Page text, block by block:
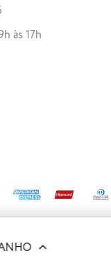
às 17h